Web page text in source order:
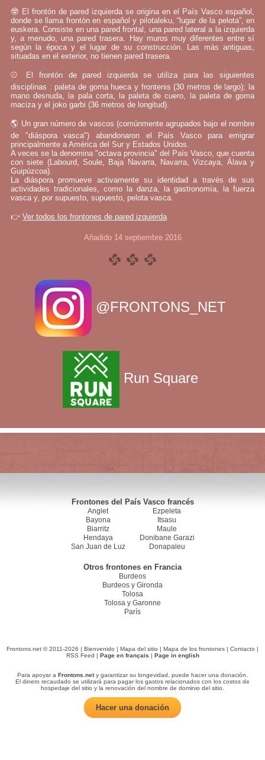
🤓 El frontón de pared izquierda se origina en el País Vasco español,
donde se llama frontón en español y pilotaleku, “lugar de la pelota”, en
euskera. Consiste en una pared frontal, una pared lateral a la izquierda
y, a menudo, una pared trasera. Hay muros muy diferentes entre sí
según la época y el lugar de su construcción. Las más antiguas,
situadas en el exterior, no tienen pared trasera.
⚾ El frontón de pared izquierda se utiliza para las siguientes
disciplinas : paleta de goma hueca y frontenis (30 metros de largo); la
mano desnuda, la pala corta, la paleta de cuero, la paleta de goma
maciza y el joko garbi (36 metros de longitud).
🌎 Un gran número de vascos (comúnmente agrupados bajo el nombre
de "diáspora vasca") abandonaron el País Vasco para emigrar
principalmente a América del Sur y Estados Unidos.
A veces se la denomina "octava provincia" del País Vasco, que cuenta
con siete (Labourd, Soule, Baja Navarra, Navarra, Vizcaya, Álava y
Guipúzcoa).
La diáspora promueve activamente su identidad a través de sus
actividades tradicionales, como la danza, la gastronomía, la fuerza
vasca y, por supuesto, supuesto, pelota vasca.
👉 Ver todos los frontones de pared izquierda
Añadido 14 septiembre 2016
@FRONTONS_NET
Run Square
Frontones del País Vasco francés
Anglet
Bayona
Biarritz
Hendaya
San Juan de Luz
Ezpeleta
Itsasu
Maule
Donibane Garazi
Donapaleu
Otros frontones en Francia
Burdeos
Burdeos y Gironda
Tolosa
Tolosa y Garonne
París
Frontons.net © 2011-2026 | Bienvenido | Mapa del sitio | Mapa de los frontones | Contacto |
RSS Feed | Page en français | Page in english
Para apoyar a Frontons.nety garantizar su longevidad, puede hacer una donación.
El dinero recaudado se utilizará para pagar los gastos relacionados con los costos de
hospedaje del sitio y la renovación del nombre de dominio del sitio.
Hacer una donación